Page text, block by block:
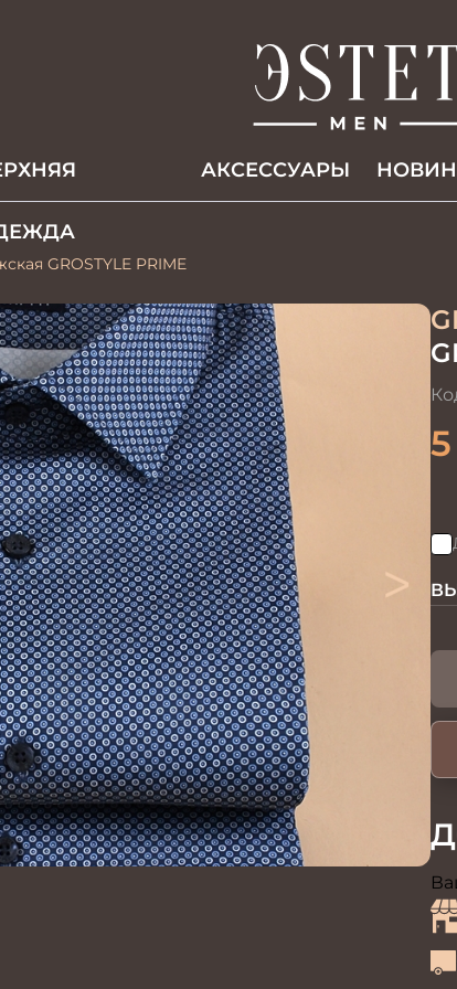
АКCЕССУАРЫ
GROSTYLE PRIME
>